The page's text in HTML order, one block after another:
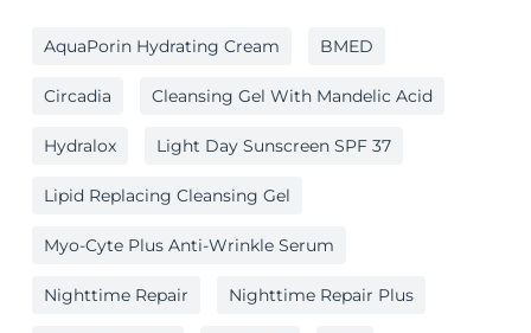
AquaPorin Hydrating Cream BMED
Circadia Cleansing Gel With Mandelic Acid
Hydralox Light Day Sunscreen SPF 37
Lipid Replacing Cleansing Gel
Myo-Cyte Plus Anti-Wrinkle Serum
Nighttime Repair Nighttime Repair Plus